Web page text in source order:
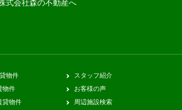
式会社森の不動産へ
物件
物件
貸物件
スタッフ紹介
お客様の声
周辺施設検索